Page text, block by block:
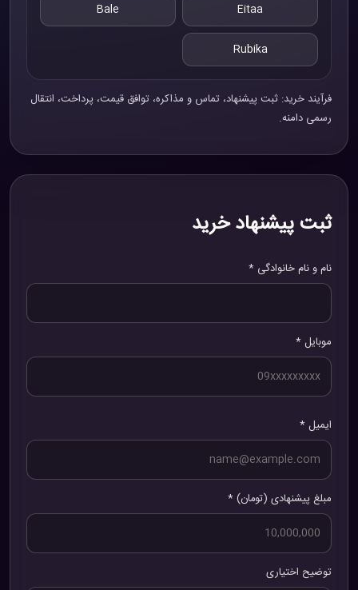
Eitaa
Bale
Rubika
فرآیند خرید: ثبت پیشنهاد، تماس و مذاکره، توافق قیمت، پرداخت، انتقال
رسمی دامنه.
ثبت پیشنهاد خرید
نام و نام خانوادگی *
موبایل *
ایمیل *
مبلغ پیشنهادی (تومان) *
توضیح اختیاری